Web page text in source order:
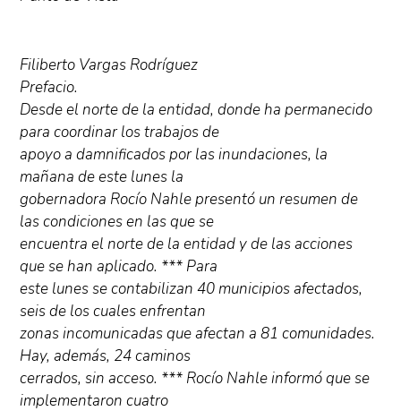
Filiberto Vargas Rodríguez
Prefacio.
Desde el norte de la entidad, donde ha permanecido
para coordinar los trabajos de
apoyo a damnificados por las inundaciones, la
mañana de este lunes la
gobernadora Rocío Nahle presentó un resumen de
las condiciones en las que se
encuentra el norte de la entidad y de las acciones
que se han aplicado. *** Para
este lunes se contabilizan 40 municipios afectados,
seis de los cuales enfrentan
zonas incomunicadas que afectan a 81 comunidades.
Hay, además, 24 caminos
cerrados, sin acceso. *** Rocío Nahle informó que se
implementaron cuatro